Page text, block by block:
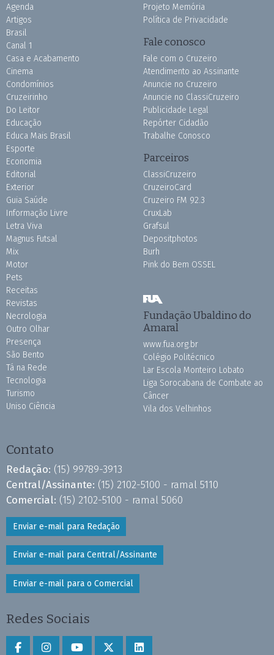
Agenda
Artigos
Brasil
Canal 1
Casa e Acabamento
Cinema
Condomínios
Cruzeirinho
Do Leitor
Educação
Educa Mais Brasil
Esporte
Economia
Editorial
Exterior
Guia Saúde
Informação Livre
Letra Viva
Magnus Futsal
Mix
Motor
Pets
Receitas
Revistas
Necrologia
Outro Olhar
Presença
São Bento
Tá na Rede
Tecnologia
Turismo
Uniso Ciência
Projeto Memória
Política de Privacidade
Fale conosco
Fale com o Cruzeiro
Atendimento ao Assinante
Anuncie no Cruzeiro
Anuncie no ClassiCruzeiro
Publicidade Legal
Repórter Cidadão
Trabalhe Conosco
Parceiros
ClassiCruzeiro
CruzeiroCard
Cruzeiro FM 92.3
CruxLab
Grafsul
Depositphotos
Burh
Pink do Bem OSSEL
Fundação Ubaldino do
Amaral
www.fua.org.br
Colégio Politécnico
Lar Escola Monteiro Lobato
Liga Sorocabana de Combate ao
Câncer
Vila dos Velhinhos
Contato
Redação: (15) 99789-3913
Central/Assinante: (15) 2102-5100 - ramal 5110
Comercial: (15) 2102-5100 - ramal 5060
Enviar e-mail para Redação
Enviar e-mail para Central/Assinante
Enviar e-mail para o Comercial
Redes Sociais